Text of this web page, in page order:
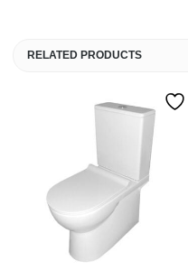
RELATED PRODUCTS